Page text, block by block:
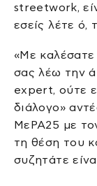
streetwork,
εσείς λέτε ό,
«Με καλέσατε
σας λέω την
expert, ούτε
διάλογο»
ΜεΡΑ25 με
τη θέση του
συζητάτε